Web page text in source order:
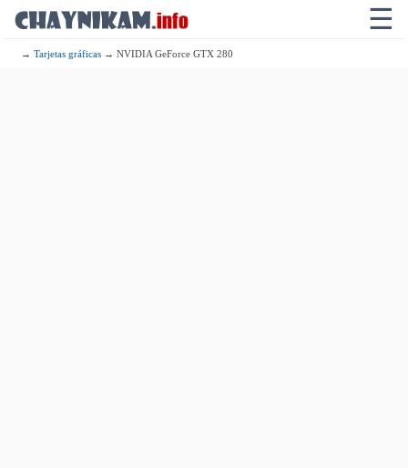
☰
→Tarjetas gráficas → NVIDIA GeForce GTX 280